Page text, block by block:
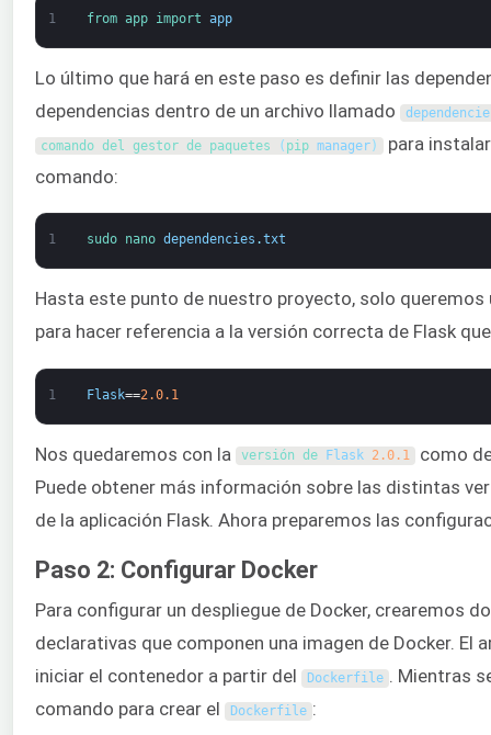
1 from app import app
Lo último que hará en este paso es definir las
dependencias dentro de un archivo llamado
comando del gestor de paquetes ( pip manager) para
comando:
1 sudo nano dependencies .txt
Hasta este punto de nuestro proyecto, solo queremos
para hacer referencia a la versión correcta de Flask
1 Flask==2.0.1
Nos quedaremos con la versión de Flask 2.0.1 como
Puede obtener más información sobre las distintas
de la aplicación Flask. Ahora preparemos las
Paso 2: Configurar Docker
Para configurar un despliegue de Docker, crearemos
declarativas que componen una imagen de Docker. El
iniciar el contenedor a partir del
Dockerfile . Mientras
comando para crear el
Dockerfile :